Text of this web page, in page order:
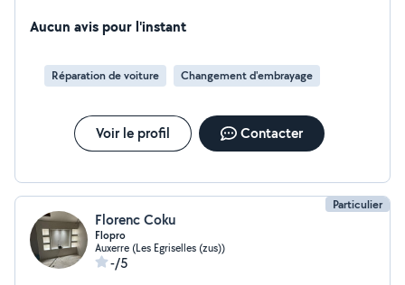
d'expérience dans le monde de la mécanique (depuis
Aucun avis pour l'instant
Réparation de voiture Changement d'embrayage
Voir le profil Contacter
Particulier
Florenc Coku
Flopro
Auxerre (Les Egriselles (zus))
-/5